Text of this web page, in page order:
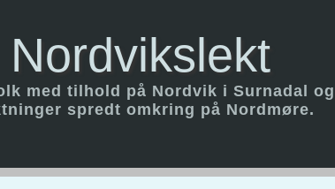
Nordvikslekt
med tilhold på Nordvik i Surnadal
spredt omkring på Nordmøre.